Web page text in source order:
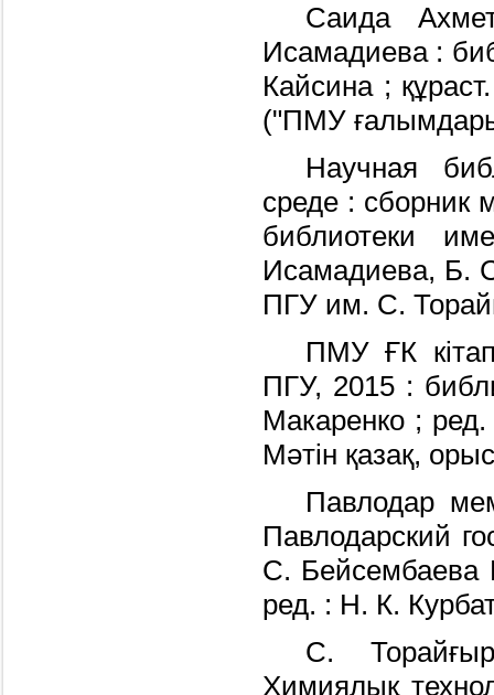
Саида
Исамадиева :
Кайсина ;
("ПМУ
Научная
среде : сборник
библиотеки
Исамадиева, Б.
ПГУ им. С.
ПМУ ҒК
ПГУ, 2015 :
Макаренко ;
Мәтiн қазақ,
Павлодар
Павлодарский
С. Бейсембаева
ред. : Н. К.
С.
Химиялық